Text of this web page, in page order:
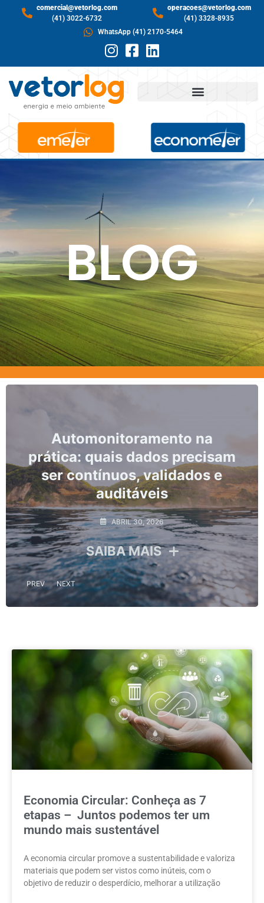
comercial@vetorlog.com
(41) 3022-6732
operacoes@vetorlog.com
(41) 3328-8935
WhatsApp (41) 2170-5464
BLOG
e
Marcos, prazos e os
não
monitoramento
ABRIL 10, 2026
SAIBA MAIS
PREV NEXT
Economia Circular: Conheça as 7
etapas – Juntos podemos ter um
mundo mais sustentável
A economia circular promove a sustentabilidade e valoriza
materiais que podem ser vistos como inúteis, com o
objetivo de reduzir o desperdício, melhorar a utilização